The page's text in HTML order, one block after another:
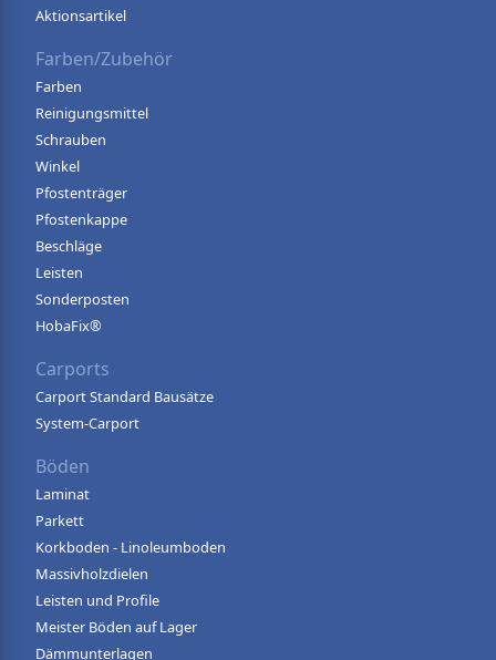
Aktionsartikel
Farben/Zubehör
Farben
Reinigungsmittel
Schrauben
Winkel
Pfostenträger
Pfostenkappe
Beschläge
Leisten
Sonderposten
HobaFix®
Carports
Carport Standard Bausätze
System-Carport
Böden
Laminat
Parkett
Korkboden - Linoleumboden
Massivholzdielen
Leisten und Profile
Meister Böden auf Lager
Dämmunterlagen